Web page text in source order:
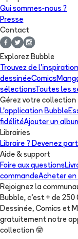
Qui sommes-nous ?
Presse
Contact
Explorez Bubble
Trouvez de l'inspiration
dessinéeComics
sélectionsToutes les
Gérez votre collection
L'application Bubble
fidélitéAjouter un
Librairies
Libraire ? Devenez
Aide & support
Foire aux questions
commandeAcheter en
Rejoignez la
Bubble, c'est + de
Dessinée, Comics et
gratuitement notre
collection 🤓